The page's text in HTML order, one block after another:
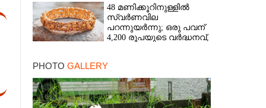
ബില്യൺ ഡോളറിന്റെ
നിക്ഷേപം
48 മണിക്കൂറിനുള്ളിൽ
സ്വർണവില
പറന്നുയർന്നു; ഒരു പവന്
4,200 രൂപയുടെ വർദ്ധനവ്,
PHOTO GALLERY